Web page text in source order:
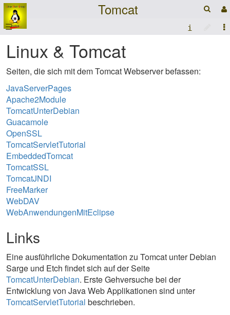
Tomcat
☰
Linux & Tomcat
Seiten, die sich mit dem Tomcat Webserver befassen:
JavaServerPages
Apache2Module
TomcatUnterDebian
Guacamole
OpenSSL
TomcatServletTutorial
EmbeddedTomcat
TomcatSSL
TomcatJNDI
FreeMarker
WebDAV
WebAnwendungenMitEclipse
Links
Eine ausführliche Dokumentation zu Tomcat unter Debian
Sarge und Etch findet sich auf der Seite
TomcatUnterDebian. Erste Gehversuche bei der
Entwicklung von Java Web Applikationen sind unter
TomcatServletTutorial beschrieben.